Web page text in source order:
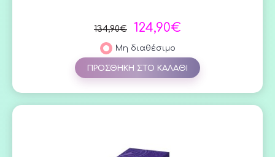
134,90€ 124,90€
Μη διαθέσιμο
ΠΡΟΣΘΗΚΗ ΣΤΟ ΚΑΛΑΘΙ